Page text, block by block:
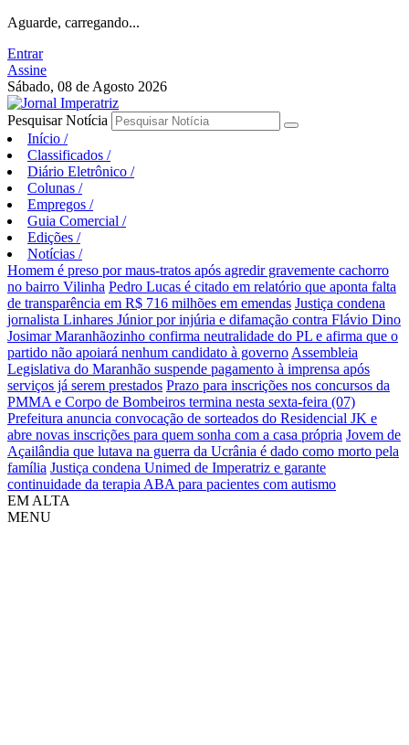
Aguarde, carregando...
Entrar
Assine
Sábado, 08 de Agosto 2026
Pesquisar Notícia
Início /
Classificados /
Diário Eletrônico /
Colunas /
Empregos /
Guia Comercial /
Edições /
Notícias /
Homem é preso por maus-tratos após agredir gravemente cachorro
no bairro Vilinha Pedro Lucas é citado em relatório que aponta falta
de transparência em R$ 716 milhões em emendas Justiça condena
jornalista Linhares Júnior por injúria e difamação contra Flávio Dino
Josimar Maranhãozinho confirma neutralidade do PL e afirma que o
partido não apoiará nenhum candidato à governo Assembleia
Legislativa do Maranhão suspende pagamento à imprensa após
serviços já serem prestados Prazo para inscrições nos concursos da
PMMA e Corpo de Bombeiros termina nesta sexta-feira (07)
Prefeitura anuncia convocação de sorteados do Residencial JK e
abre novas inscrições para quem sonha com a casa própria Jovem de
Açailândia que lutava na guerra da Ucrânia é dado como morto pela
família Justiça condena Unimed de Imperatriz e garante
continuidade da terapia ABA para pacientes com autismo
EM ALTA
MENU